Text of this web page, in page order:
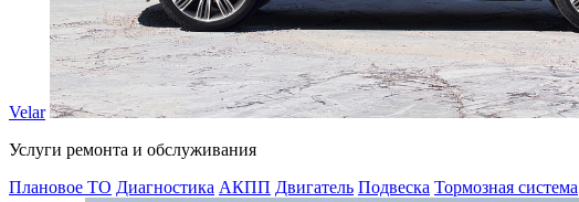
Velar
Услуги ремонта и обслуживания
Плановое ТО Диагностика АКПП Двигатель Подвеска Тормозная система